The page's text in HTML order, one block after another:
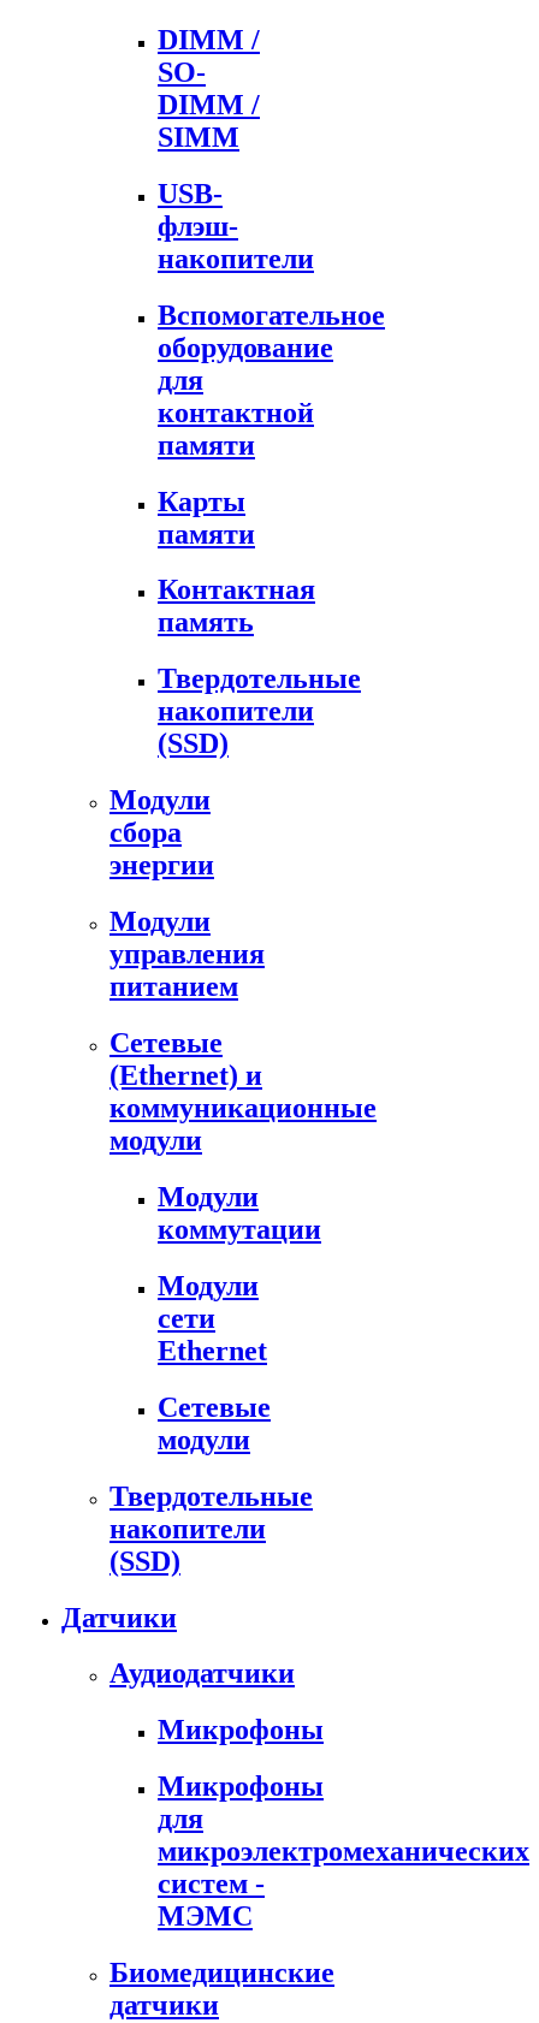
DIMM /
SO-
DIMM /
SIMM
USB-
флэш-
накопители
Вспомогательное
оборудование
для
контактной
памяти
Карты
памяти
Контактная
память
Твердотельные
накопители
(SSD)
Модули
сбора
энергии
Модули
управления
питанием
Сетевые
(Ethernet) и
коммуникационные
модули
Модули
коммутации
Модули
сети
Ethernet
Сетевые
модули
Твердотельные
накопители
(SSD)
Датчики
Аудиодатчики
Микрофоны
Микрофоны
для
микроэлектромеханических
систем -
МЭМС
Биомедицинские
датчики